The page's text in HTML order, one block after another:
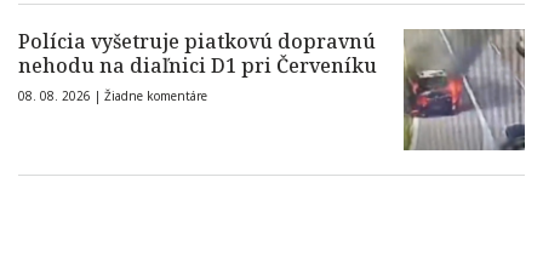
Polícia vyšetruje piatkovú dopravnú
nehodu na diaľnici D1 pri Červeníku
08. 08. 2026 | Žiadne komentáre